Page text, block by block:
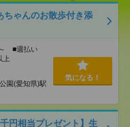
ちゃんのお散歩付き添
■週払い
上
園(愛知県)駅
気になる！
円相当プレゼント】生